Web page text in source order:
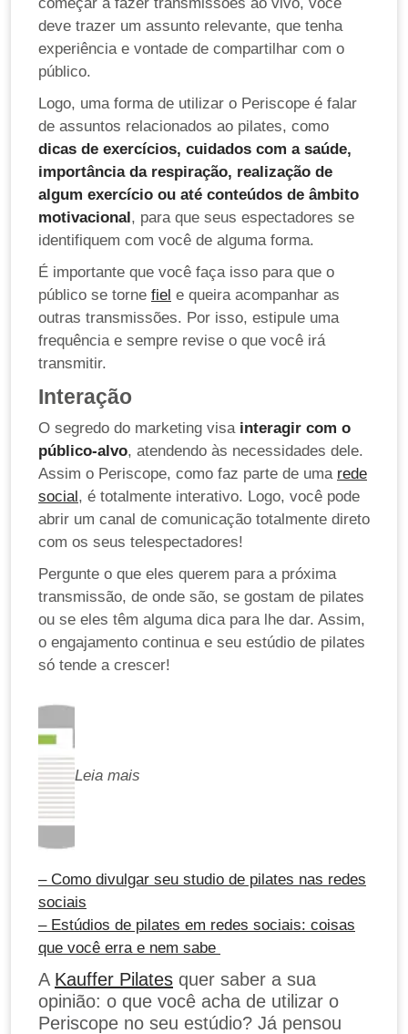
deve trazer um assunto relevante, que tenha
experiência e vontade de compartilhar com o
público.
Logo, uma forma de utilizar o Periscope é falar
de assuntos relacionados ao pilates, como
dicas de exercícios, cuidados com a saúde,
importância da respiração, realização de
algum exercício ou até conteúdos de âmbito
motivacional, para que seus espectadores se
identifiquem com você de alguma forma.
É importante que você faça isso para que o
público se torne fiel e queira acompanhar as
outras transmissões. Por isso, estipule uma
frequência e sempre revise o que você irá
transmitir.
Interação
O segredo do marketing visa interagir com o
público-alvo, atendendo às necessidades dele.
Assim o Periscope, como faz parte de uma rede
social, é totalmente interativo. Logo, você pode
abrir um canal de comunicação totalmente direto
com os seus telespectadores!
Pergunte o que eles querem para a próxima
transmissão, de onde são, se gostam de pilates
ou se eles têm alguma dica para lhe dar. Assim,
o engajamento continua e seu estúdio de pilates
só tende a crescer!
Leia mais
– Como divulgar seu studio de pilates nas redes
sociais
– Estúdios de pilates em redes sociais: coisas
que você erra e nem sabe
A Kauffer Pilates quer saber a sua
opinião: o que você acha de utilizar o
Periscope no seu estúdio? Já pensou